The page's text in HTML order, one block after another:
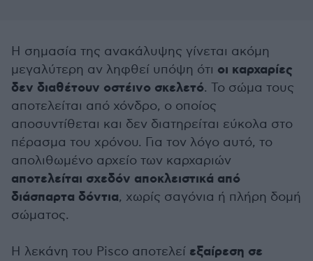
Η σημασία της ανακάλυψης γίνεται ακόμη
μεγαλύτερη αν ληφθεί υπόψη ότι οι καρχαρίες
δεν διαθέτουν οστέινο σκελετό. Το σώμα τους
αποτελείται από χόνδρο, ο οποίος
αποσυντίθεται και δεν διατηρείται εύκολα στο
πέρασμα του χρόνου. Για τον λόγο αυτό, το
απολιθωμένο αρχείο των καρχαριών
αποτελείται σχεδόν αποκλειστικά από
διάσπαρτα δόντια, χωρίς σαγόνια ή πλήρη δομή
σώματος.
Η λεκάνη του Pisco αποτελεί εξαίρεση σε